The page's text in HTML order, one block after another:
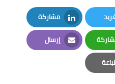
مشاركة
LinkedIn
إرسال
Email